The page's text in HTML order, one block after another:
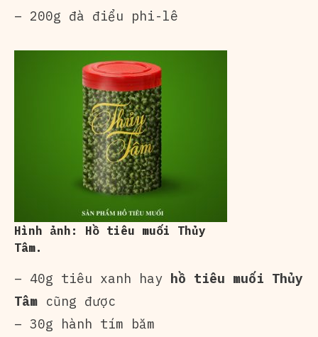
– 200g đà điểu phi-lê
Hình ảnh: Hồ tiêu muối Thủy
Tâm.
– 40g tiêu xanh hay hồ tiêu muối Thủy
Tâm cũng được
– 30g hành tím băm